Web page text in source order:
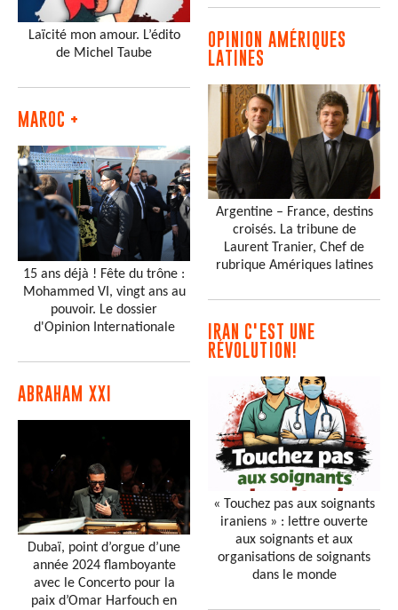
Laïcité mon amour. L’édito
de Michel Taube
MAROC +
15 ans déjà ! Fête du trône :
Mohammed VI, vingt ans au
pouvoir. Le dossier
d'Opinion Internationale
ABRAHAM XXI
Dubaï, point d’orgue d’une
année 2024 flamboyante
avec le Concerto pour la
paix d’Omar Harfouch en
OPINION AMÉRIQUES
LATINES
Argentine – France, destins
croisés. La tribune de
Laurent Tranier, Chef de
rubrique Amériques latines
IRAN C'EST UNE
RÉVOLUTION!
« Touchez pas aux soignants
iraniens » : lettre ouverte
aux soignants et aux
organisations de soignants
dans le monde